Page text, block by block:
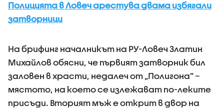
Полицията в Ловеч арестува двама избягали
затворници
На брифинг началникът на РУ-Ловеч Златин
Михайлов обясни, че първият затворник бил
заловен в храсти, недалеч от „Полигона” –
мястото, на което се излежават по-леките
присъди. Вторият мъж е открит в двор на